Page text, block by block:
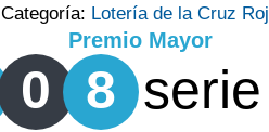
Categoría: Lotería de la Cruz
Premio Mayor
0 8 serie